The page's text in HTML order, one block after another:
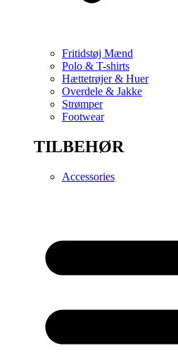
Fritidstøj Mænd
Polo & T-shirts
Hættetrøjer & Huer
Overdele & Jakke
Strømper
Footwear
TILBEHØR
Accessories